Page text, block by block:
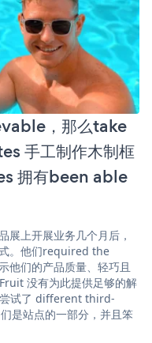
，那么take
手工制作木制框
拥有been able
上开展业务几个月后，
。他们required the
他们的产品质量、轻巧且
没有为此提供足够的解
试了 different third-
是站点的一部分，并且笨